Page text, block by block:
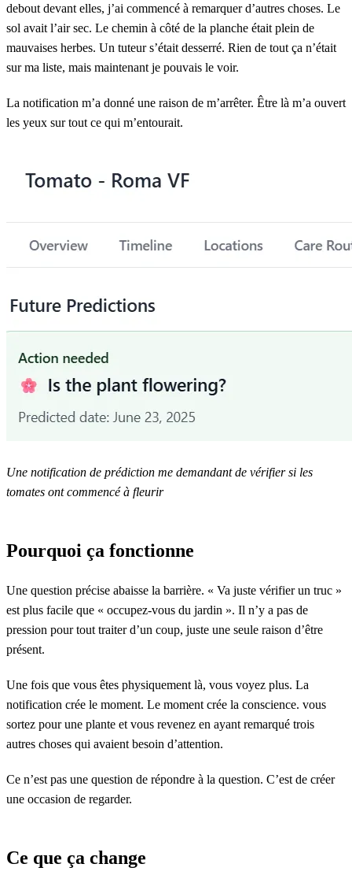
debout devant elles, j’ai commencé à remarquer d’autres choses. Le
sol avait l’air sec. Le chemin à côté de la planche était plein de
mauvaises herbes. Un tuteur s’était desserré. Rien de tout ça n’était
sur ma liste, mais maintenant je pouvais le voir.
La notification m’a donné une raison de m’arrêter. Être là m’a ouvert
les yeux sur tout ce qui m’entourait.
Une notification de prédiction me demandant de vérifier si les
tomates ont commencé à fleurir
Pourquoi ça fonctionne
Une question précise abaisse la barrière. « Va juste vérifier un truc »
est plus facile que « occupez-vous du jardin ». Il n’y a pas de
pression pour tout traiter d’un coup, juste une seule raison d’être
présent.
Une fois que vous êtes physiquement là, vous voyez plus. La
notification crée le moment. Le moment crée la conscience. vous
sortez pour une plante et vous revenez en ayant remarqué trois
autres choses qui avaient besoin d’attention.
Ce n’est pas une question de répondre à la question. C’est de créer
une occasion de regarder.
Ce que ça change